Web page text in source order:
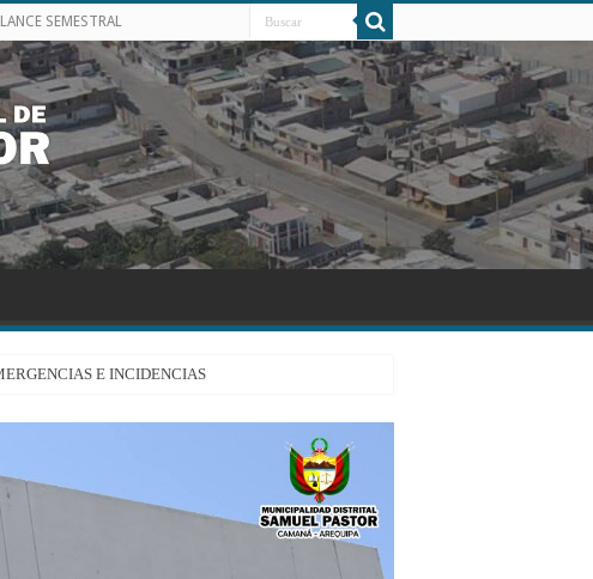
SEMESTRAL
E INCIDENCIAS